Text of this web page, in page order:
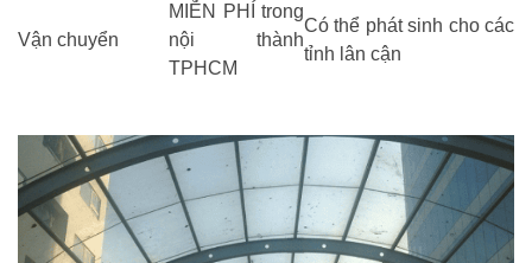
Vận chuyển
MIỄN PHÍ trong
nội thành
TPHCM
Có thể phát sinh cho các
tỉnh lân cận